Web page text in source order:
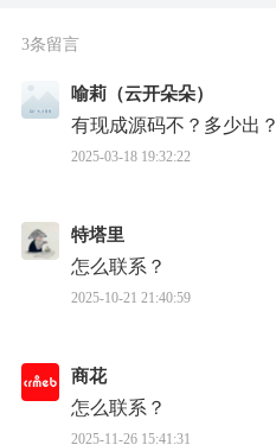
3条留言
喻莉（云开朵朵）
有现成源码不？多少出？
2025-03-18 19:32:22
特塔里
怎么联系？
2025-10-21 21:40:59
商花
怎么联系？
2025-11-26 15:41:31